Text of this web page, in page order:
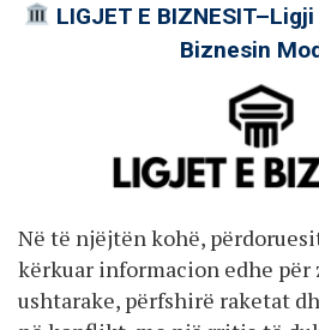
LIGJET E
Biznesin
Në të njëjtën kohë,
kërkuar informacion edhe
ushtarake, përfshirë raketat